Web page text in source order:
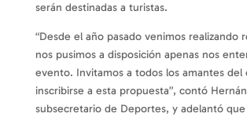
serán destinadas a turistas.
“Desde el año pasado venimos realizando
nos pusimos a disposición apenas nos
evento. Invitamos a todos los amantes del
inscribirse a esta propuesta”, contó
subsecretario de Deportes, y adelantó que